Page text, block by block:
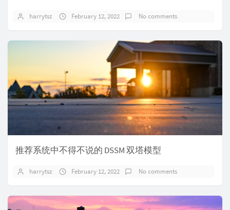
harrytsz February 12, 2022 No comments
推荐系统中不得不说的 DSSM 双塔模型
harrytsz February 12, 2022 No comments